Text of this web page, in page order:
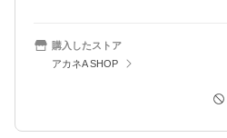
購入したストア
アカネA SHOP